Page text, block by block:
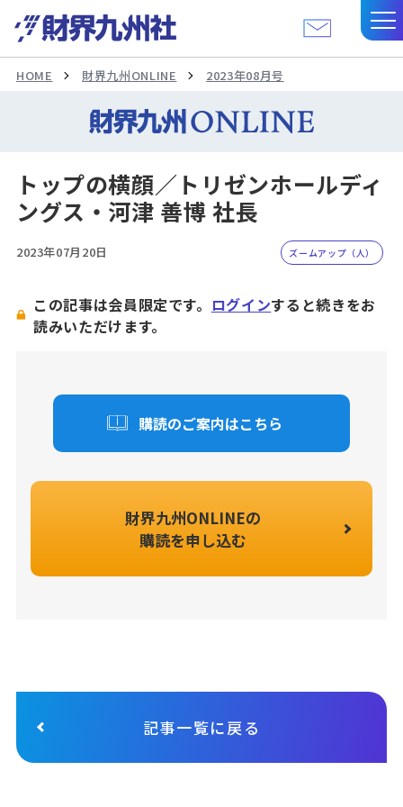
HOME 財界九州ONLINE 2023年08月号
トップの横顔／トリゼンホールディ
ングス・河津 善博 社長
2023年07月20日 ズームアップ（人）
この記事は会員限定です。 ログインすると続きをお
読みいただけます。
購読のご案内はこちら
財界九州ONLINEの
購読を申し込む
記事一覧に戻る